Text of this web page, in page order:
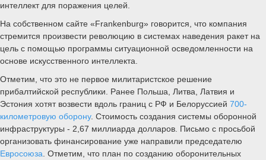
интеллект для поражения целей.
На собственном сайте «Frankenburg» говорится, что компания
стремится произвести революцию в системах наведения ракет на
цель с помощью программы ситуационной осведомленности на
основе искусственного интеллекта.
Отметим, что это не первое милитаристское решение
прибалтийской республики. Ранее Польша, Литва, Латвия и
Эстония хотят возвести вдоль границ с РФ и Белоруссией 700-
километровую оборону. Стоимость создания системы оборонной
инфраструктуры - 2,67 миллиарда долларов. Письмо с просьбой
организовать финансирование уже направили председателю
Евросоюза . Отметим, что план по созданию оборонительных